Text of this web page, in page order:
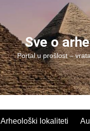
Sve o
Portal u prošlost –
Arheološki lokaliteti